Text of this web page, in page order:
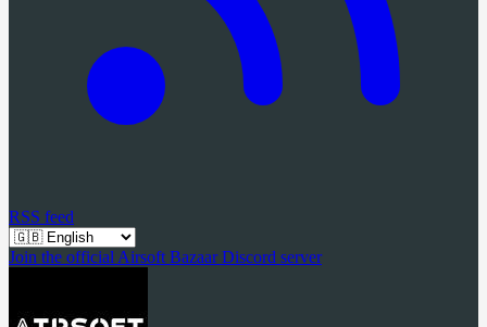
RSS feed
Join the official Airsoft Bazaar Discord server